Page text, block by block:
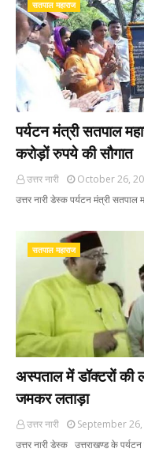
सतपाल महाराज
पर्यटन मंत्री सतपाल
करोड़ों रुपये की सौगात
उत्तर नारी
October 26,
उत्तर नारी डेस्क पर्यटन मंत्री
सतपाल महाराज
अस्पताल में डॉक्टरों की
जमकर लताड़ा
उत्तर नारी
September 26,
उत्तर नारी डेस्क उत्तराखण्ड के